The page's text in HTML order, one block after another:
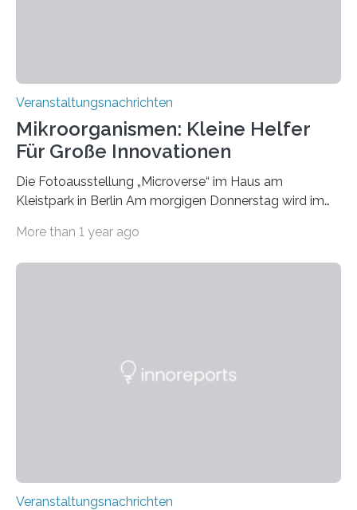
Veranstaltungsnachrichten
Mikroorganismen: Kleine Helfer
Für Große Innovationen
Die Fotoausstellung „Microverse“ im Haus am
Kleistpark in Berlin Am morgigen Donnerstag wird im
„Microverse“ mit Arbeiten der Fotografin Kathrin
Labor für Mikrobiologie Für das Projekt „Microverse“ hat
More than 1 year ago
Veranstaltungsnachrichten